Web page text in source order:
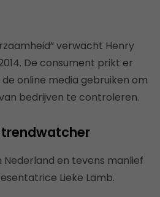
verwacht Henry
De consument prikt er
online media gebruiken om
bedrijven te controleren.
trendwatcher
en tevens manlief
Lieke Lamb.